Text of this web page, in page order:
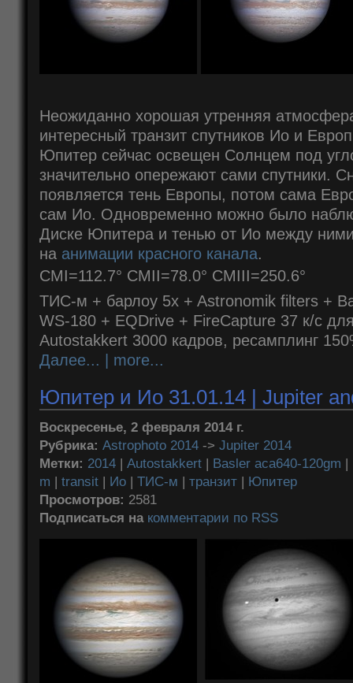
Неожиданно хорошая утренняя
интересный транзит спутников Ио и
Юпитер сейчас освещен Солнцем под
значительно опережают сами спутники.
появляется тень Европы, потом сама
сам Ио. Одновременно можно было
Диске Юпитера и тенью от Ио между
на анимации красного канала.
CMI=112.7° CMII=78.0° CMIII=250.6°
ТИС-м + барлоу 5x + Astronomik filters +
WS-180 + EQDrive + FireCapture 37 к/с
Autostakkert 3000 кадров, ресамплинг
Далее... | more...
Юпитер и Ио 31.01.14 | Jupiter
Воскресенье, 2 февраля 2014 г.
Рубрика: Astrophoto 2014 -> Jupiter 2014
Метки: 2014 | Autostakkert | Basler aca640-120gm |
m | transit | Ио | ТИС-м | транзит | Юпитер
Просмотров: 2581
Подписаться на комментарии по RSS